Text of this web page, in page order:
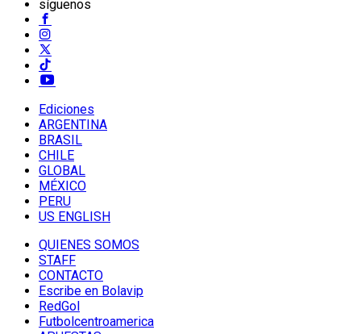
síguenos
Ediciones
ARGENTINA
BRASIL
CHILE
GLOBAL
MÉXICO
PERU
US ENGLISH
QUIENES SOMOS
STAFF
CONTACTO
Escribe en Bolavip
RedGol
Futbolcentroamerica